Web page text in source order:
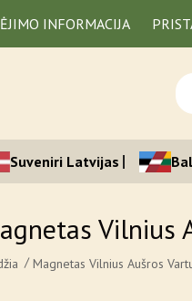
INFORMACIJA
Suveniri Latvijas
Vilnius
Magnetas Vilnius Aušros